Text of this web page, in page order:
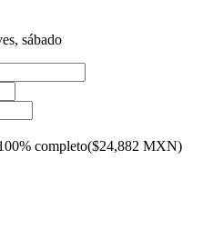
sábado
completo($24,882 MXN)